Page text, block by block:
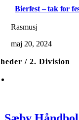
Bierfest – tak for
Rasmusj
maj 20, 2024
/ 2. Division